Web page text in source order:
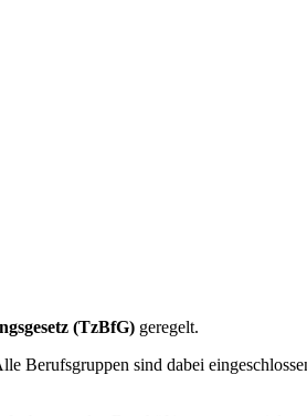
(TzBfG) geregelt.
sind dabei